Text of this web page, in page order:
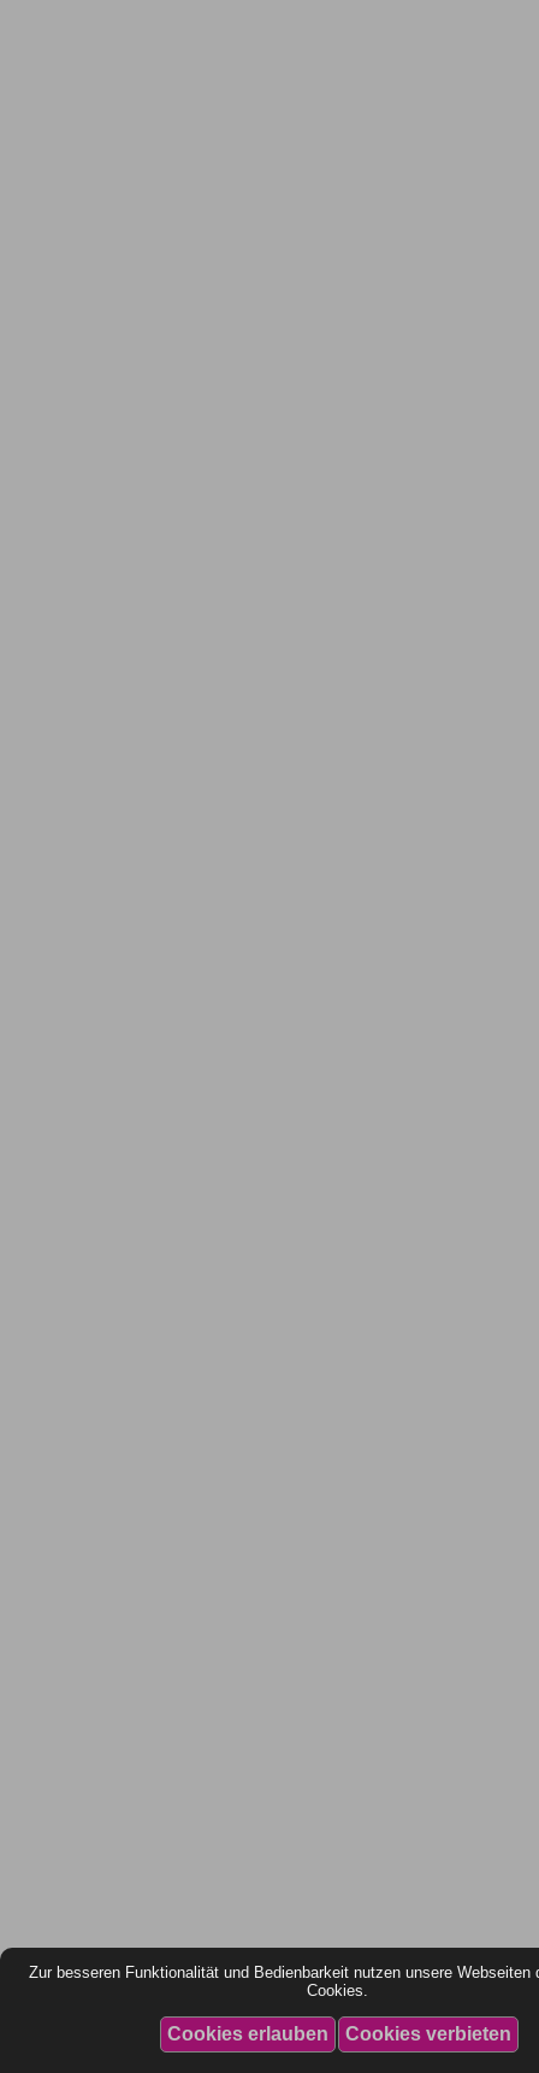
Zur besseren Funktionalität und Bedienbarkeit nutzen unsere Webseiten
Cookies.